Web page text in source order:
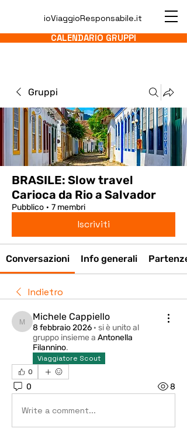
ioViaggioResponsabile.it
CALENDARIO GRUPPI
Gruppi
BRASILE: Slow travel
Carioca da Rio a Salvador
Pubblico · 7 membri
Iscriviti
Conversazioni Info generali Partenze
Indietro
Michele Cappiello
Michele Cappiello
8 febbraio 2026 · si è unito al
gruppo insieme a Antonella
Filannino.
Viaggiatore Scout
0
0 8
Write a comment...